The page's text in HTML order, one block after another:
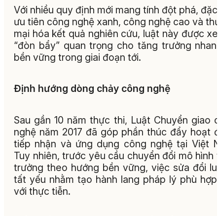
Với nhiều quy định mới mang tính đột phá, đặc
ưu tiên công nghệ xanh, công nghệ cao và
mại hóa kết quả nghiên cứu, luật này được
“đòn bẩy” quan trọng cho tăng trưởng
bền vững trong giai đoạn tới.
Định hướng dòng chảy công nghệ
Sau gần 10 năm thực thi, Luật Chuyển giao
nghệ năm 2017 đã góp phần thúc đẩy hoạt
tiếp nhận và ứng dụng công nghệ tại Việt
Tuy nhiên, trước yêu cầu chuyển đổi mô hình
trưởng theo hướng bền vững, việc sửa đổi
tất yếu nhằm tạo hành lang pháp lý phù hợp
với thực tiễn.